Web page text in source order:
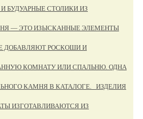
БУДУАРНЫЕ СТОЛИКИ ИЗ
— ЭТО ИЗЫСКАННЫЕ ЭЛЕМЕНТЫ
ДОБАВЛЯЮТ РОСКОШИ И
КОМНАТУ ИЛИ СПАЛЬНЮ. ОДНА
КАМНЯ В КАТАЛОГЕ. ИЗДЕЛИЯ
ИЗГОТАВЛИВАЮТСЯ ИЗ